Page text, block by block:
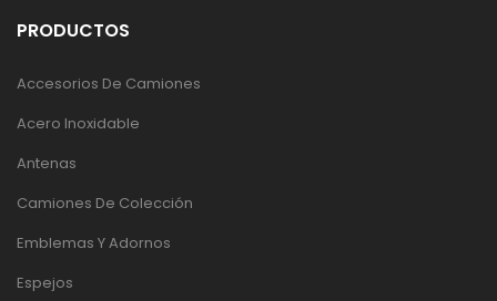
PRODUCTOS
Accesorios De Camiones
Acero Inoxidable
Antenas
Camiones De Colección
Emblemas Y Adornos
Espejos